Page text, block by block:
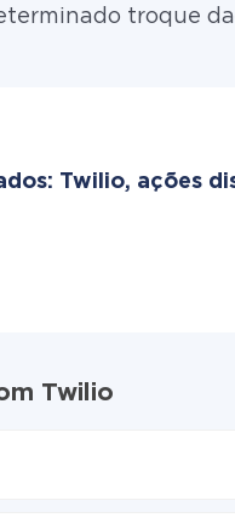
troque
Twilio, ações
Twilio